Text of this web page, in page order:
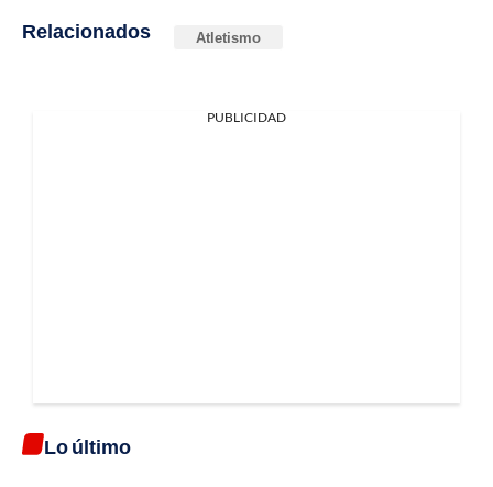
Relacionados Atletismo
PUBLICIDAD
Lo último